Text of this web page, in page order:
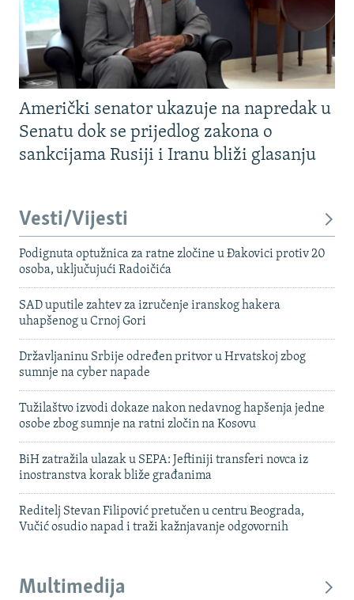
Američki senator ukazuje na napredak u
Senatu dok se prijedlog zakona o
sankcijama Rusiji i Iranu bliži glasanju
Vesti/Vijesti
Podignuta optužnica za ratne zločine u Đakovici protiv 20
osoba, uključujući Radoičića
SAD uputile zahtev za izručenje iranskog hakera
uhapšenog u Crnoj Gori
Državljaninu Srbije određen pritvor u Hrvatskoj zbog
sumnje na cyber napade
Tužilaštvo izvodi dokaze nakon nedavnog hapšenja jedne
osobe zbog sumnje na ratni zločin na Kosovu
BiH zatražila ulazak u SEPA: Jeftiniji transferi novca iz
inostranstva korak bliže građanima
Reditelj Stevan Filipović pretučen u centru Beograda,
Vučić osudio napad i traži kažnjavanje odgovornih
Multimedija